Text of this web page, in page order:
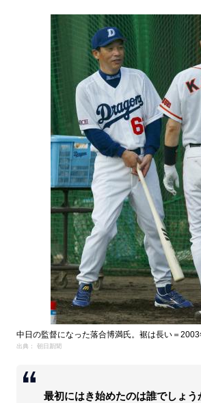
中日の監督になった落合博満氏。裾は長い＝2003
出典： 朝日新聞
最初にはき始めたのは誰でしょう